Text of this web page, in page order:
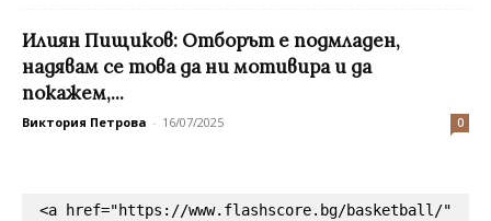
Илиян Пищиков: Отборът е подмладен,
надявам се това да ни мотивира и да
покажем,...
Виктория Петрова - 16/07/2025 0
<a href="https://www.flashscore.bg/basketball/"